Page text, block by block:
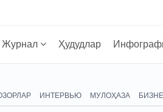
Журнал Ҳудудлар
ИНТЕРВЬЮ МУЛОҲАЗА